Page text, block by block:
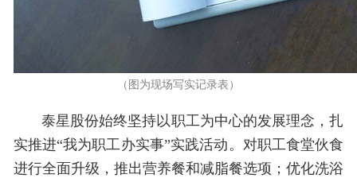
（图为现场写实记录表）
泰星股份始终坚持以职工为中心的发展理念，扎
实推进“我为职工办实事”实践活动。对职工食堂伙食
进行全面升级，推出营养餐和减脂餐选项；优化洗浴